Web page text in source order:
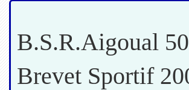
B.S.R.Aigoual
Brevet Sportif